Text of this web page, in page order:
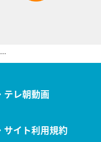
外国人観光客が「日本でこの春やりたいこと」 100回以上来日の “鬼リピ” 猛者も！＜10万円でできるかな＞
テレ朝動画
サイト利用規約